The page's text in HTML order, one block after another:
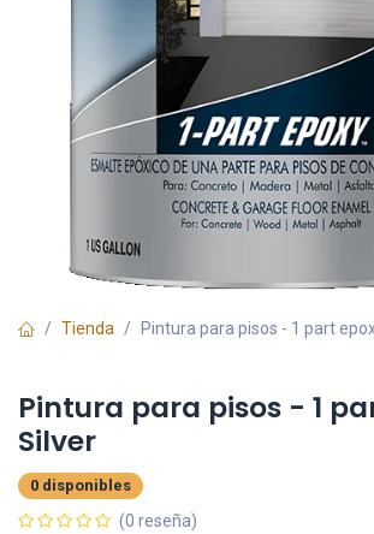
Tienda Pintura para pisos - 1 part
Pintura para pisos - 1
Silver
0 disponibles
(0 reseña)